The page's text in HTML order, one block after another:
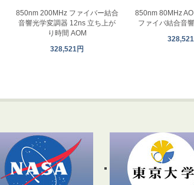
850nm 200MHz ファイバー結合
音響光学変調器 12ns 立ち上が
り時間 AOM
328,521円
850nm 80MHz
ファイバ結合音